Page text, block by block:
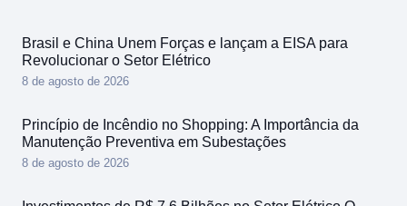
Brasil e China Unem Forças e lançam a EISA para
Revolucionar o Setor Elétrico
8 de agosto de 2026
Princípio de Incêndio no Shopping: A Importância da
Manutenção Preventiva em Subestações
8 de agosto de 2026